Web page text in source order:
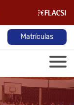
Matrículas